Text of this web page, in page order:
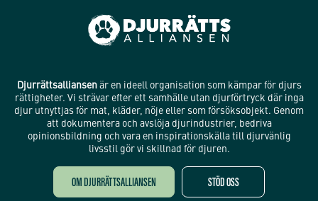
Djurrättsalliansenär en ideell organisation som kämpar för djurs
rättigheter. Vi strävar efter ett samhälle utan djurförtryck där inga
djur utnyttjas för mat, kläder, nöje eller som försöksobjekt. Genom
att dokumentera och avslöja djurindustrier, bedriva
opinionsbildning och vara en inspirationskälla till djurvänlig
livsstil gör vi skillnad för djuren.
OM DJURRÄTTSALLIANSEN STÖD OSS